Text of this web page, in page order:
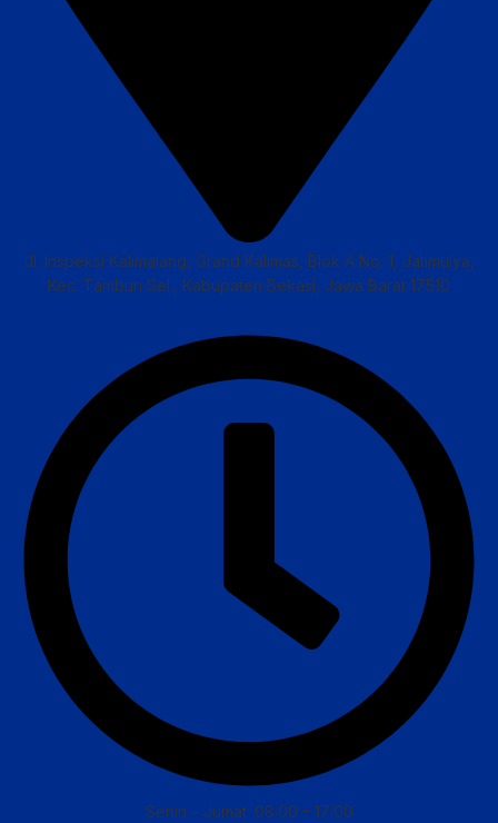
Jl. Inspeksi Kalimalang, Grand Kalimas, Blok A No. 1, Jatimulya,
Kec. Tambun Sel., Kabupaten Bekasi, Jawa Barat 17510
Senin – Jumat: 08:00 – 17:00